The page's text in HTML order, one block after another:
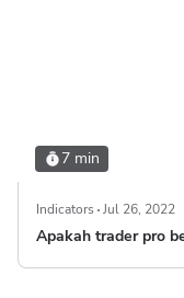
7 min
Indicators Jul 26, 2022
Apakah trader pro